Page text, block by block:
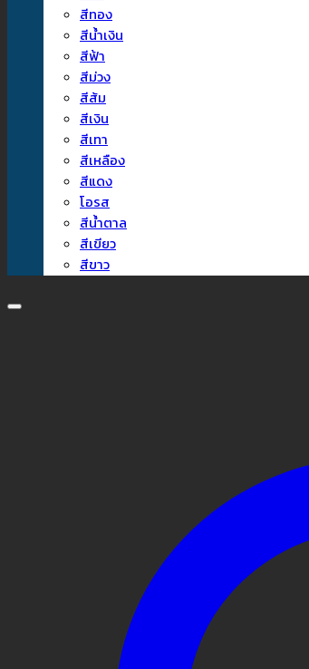
สีทอง
สีน้ำเงิน
สีฟ้า
สีม่วง
สีส้ม
สีเงิน
สีเทา
สีเหลือง
สีแดง
โอรส
สีน้ำตาล
สีเขียว
สีขาว